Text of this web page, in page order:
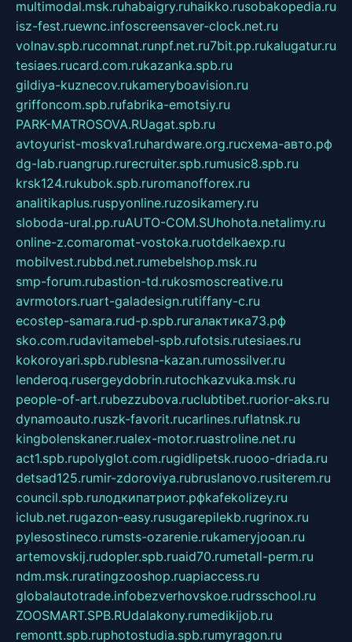
multimodal.msk.ruhabaigry.ruhaikko.rusobakopedia.ru
isz-fest.ruewnc.infoscreensaver-clock.net.ru
volnav.spb.rucomnat.runpf.net.ru7bit.pp.rukalugatur.ru
tesiaes.rucard.com.rukazanka.spb.ru
gildiya-kuznecov.rukameryboavision.ru
griffoncom.spb.rufabrika-emotsiy.ru
PARK-MATROSOVA.RUagat.spb.ru
avtoyurist-moskva1.ruhardware.org.ruсхема-авто.рф
dg-lab.ruangrup.rurecruiter.spb.rumusic8.spb.ru
krsk124.rukubok.spb.ruromanofforex.ru
analitikaplus.ruspyonline.ruzosikamery.ru
sloboda-ural.pp.ruAUTO-COM.SUhohota.netalimy.ru
online-z.comaromat-vostoka.ruotdelkaexp.ru
mobilvest.rubbd.net.rumebelshop.msk.ru
smp-forum.rubastion-td.rukosmoscreative.ru
avrmotors.ruart-galadesign.rutiffany-c.ru
ecostep-samara.rud-p.spb.ruгалактика73.рф
sko.com.rudavitamebel-spb.rufotsis.rutesiaes.ru
kokoroyari.spb.rublesna-kazan.rumossilver.ru
lenderoq.rusergeydobrin.rutochkazvuka.msk.ru
people-of-art.rubezzubova.ruclubtibet.ruorior-aks.ru
dynamoauto.ruszk-favorit.rucarlines.ruflatnsk.ru
kingbolenskaner.rualex-motor.ruastroline.net.ru
act1.spb.rupolyglot.com.rugidlipetsk.ruooo-driada.ru
detsad125.rumir-zdoroviya.rubruslanovo.rusiterem.ru
council.spb.ruлодкипатриот.рфkafekolizey.ru
iclub.net.rugazon-easy.rusugarepilekb.rugrinox.ru
pylesostineco.rumsts-ozarenie.rukameryjooan.ru
artemovskij.rudopler.spb.ruaid70.rumetall-perm.ru
ndm.msk.ruratingzooshop.ruapiaccess.ru
globalautotrade.infobezverhovskoe.rudrsschool.ru
ZOOSMART.SPB.RUdalakony.rumedikijob.ru
remontt.spb.ruphotostudia.spb.rumyragon.ru